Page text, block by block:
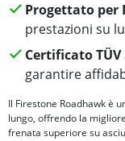
Progettato per
prestazioni su
Certificato TÜV
garantire
Il Firestone Roadhawk è
lungo, offrendo la
frenata superiore su